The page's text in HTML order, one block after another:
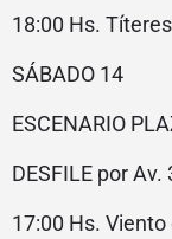
18:00 Hs.
SÁBADO 14
ESCENARIO
DESFILE por
17:00 Hs.